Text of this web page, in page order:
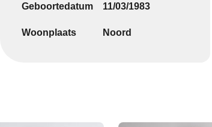
Geboortedatum 11/03/1983
Woonplaats Noord